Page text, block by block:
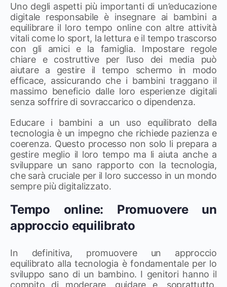
Uno degli aspetti più importanti di un’educazione
digitale responsabile è insegnare ai bambini a
equilibrare il loro tempo online con altre attività
vitali come lo sport, la lettura e il tempo trascorso
con gli amici e la famiglia. Impostare regole
chiare e costruttive per l’uso dei media può
aiutare a gestire il tempo schermo in modo
efficace, assicurando che i bambini traggano il
massimo beneficio dalle loro esperienze digitali
senza soffrire di sovraccarico o dipendenza.
Educare i bambini a un uso equilibrato della
tecnologia è un impegno che richiede pazienza e
coerenza. Questo processo non solo li prepara a
gestire meglio il loro tempo ma li aiuta anche a
sviluppare un sano rapporto con la tecnologia,
che sarà cruciale per il loro successo in un mondo
sempre più digitalizzato.
Tempo online: Promuovere un
approccio equilibrato
In definitiva, promuovere un approccio
equilibrato alla tecnologia è fondamentale per lo
sviluppo sano di un bambino. I genitori hanno il
compito di moderare, guidare e, soprattutto,